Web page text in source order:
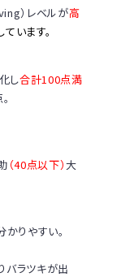
）レベルが高
ています。
し合計100点満
（40点以下）大
りやすい。
バラツキが出